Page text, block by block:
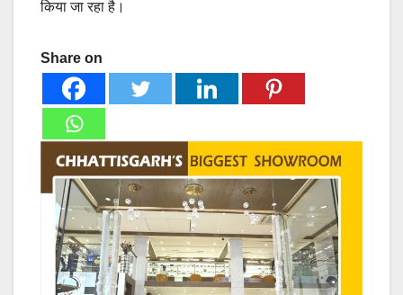
किया जा रहा है।
Share on